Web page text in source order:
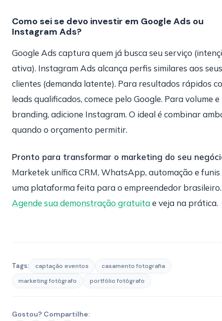
Como sei se devo investir em Google Ads ou
Instagram Ads?
Google Ads captura quem já busca seu serviço
ativa). Instagram Ads alcança perfis similares aos seus
clientes (demanda latente). Para resultados rápidos
leads qualificados, comece pelo Google. Para volume e
branding, adicione Instagram. O ideal é combinar
quando o orçamento permitir.
Pronto para transformar o marketing do seu
Marketek unífica CRM, WhatsApp, automação e funis
uma plataforma feita para o empreendedor brasileiro.
Agende sua demonstração gratuitae veja na prática.
Tags: captação eventos
casamento fotografia
marketing fotógrafo
portfólio fotógrafo
Gostou? Compartilhe: